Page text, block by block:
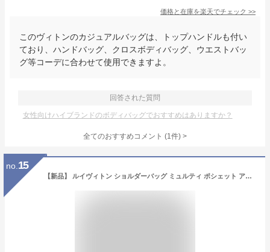
価格と在庫を楽天でチェック >>
このヴィトンのカジュアルバッグは、トップハンドルも付い
ており、ハンドバッグ、クロスボディバッグ、ウエストバッ
グ等コーデに合わせて使用できますよ。
回答された質問
女性向けハイブランドのボディバッグでおすすめはありますか？
全てのおすすめコメント (1件) >
no. 15
【新品】 ルイヴィトン ショルダーバッグ ミュルティ ポシェット アクセソワール モノグラム ピンク / カーキ 2WAYバッグ ミニバッグ LOUIS VUITTON ルイヴィトン ハンドバッグ レディース クロスボディバッグ チェーンバッグ アクセサリーポーチ バック BAG ブランド